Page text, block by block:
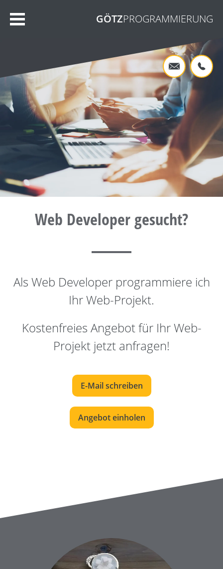
GÖTZPROGRAMMIERUNG
Web Developer gesucht?
Als Web Developer programmiere ich
Ihr Web-Projekt.
Kostenfreies Angebot für Ihr Web-
Projekt jetzt anfragen!
E-Mail schreiben
Angebot einholen